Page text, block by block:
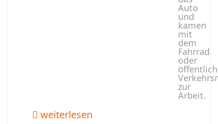
Auto
und
kamen
mit
dem
Fahrrad
oder
zur
Arbeit.
weiterlesen